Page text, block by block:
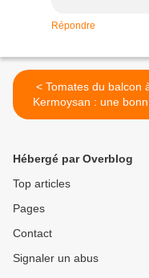
Répondre
< Tomates du balcon à
Kermoysan : une bonne
récolte
Hébergé par Overblog
Top articles
Pages
Contact
Signaler un abus